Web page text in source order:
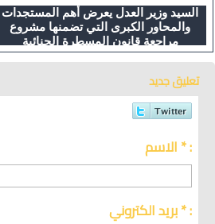
السيد وزير العدل يعرض أهم المستجدات
والمحاور الكبرى التي تضمنها مشروع
مراجعة قانون المسطرة الجنائية
تعليق جديد
الاسم * :
بريد الكتروني * :